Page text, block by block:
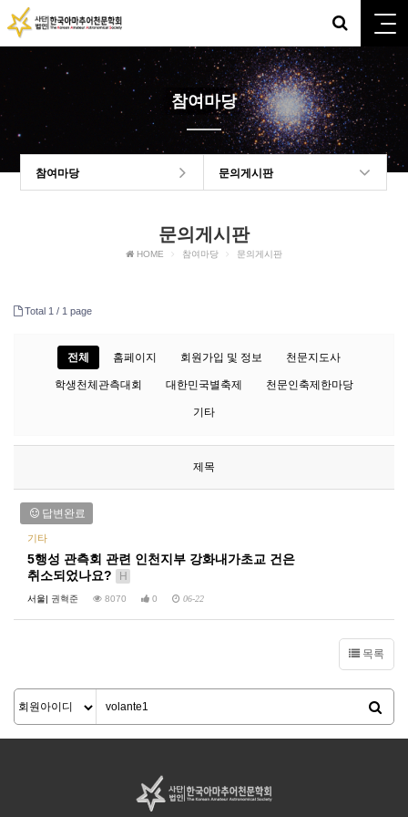
참여마당
참여마당 문의게시판
문의게시판
HOME 참여마당 문의게시판
Total 1 / 1 page
전체 홈페이지 회원가입 및 정보 천문지도사
학생천체관측대회 대한민국별축제 천문인축제한마당
기타
제목
답변완료
기타
5행성 관측회 관련 인천지부 강화내가초교 건은
취소되었나요?
H
서울| 권혁준 8070 0 06-22
목록